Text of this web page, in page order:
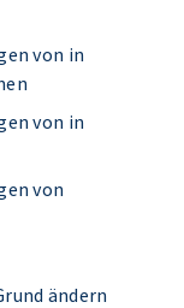
von in
von in
von
ändern